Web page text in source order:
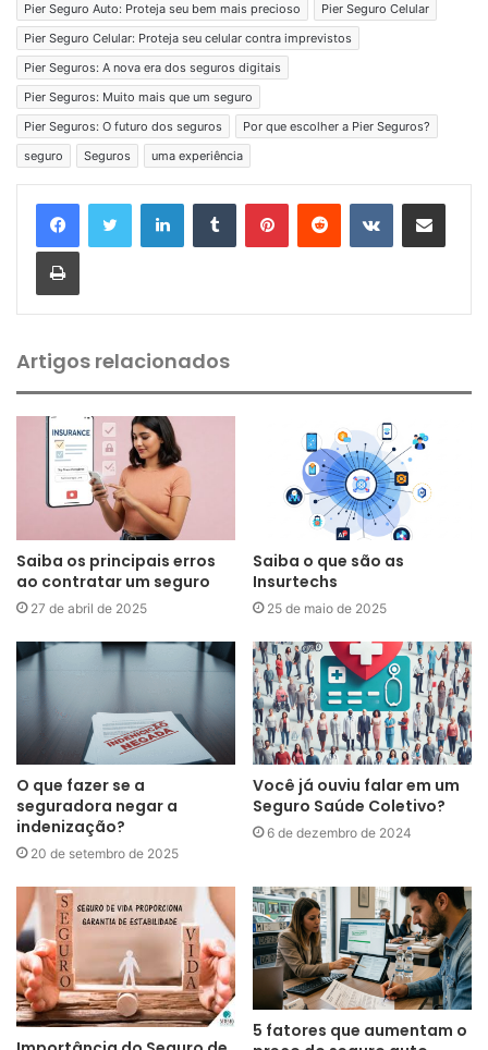
Pier Seguro Auto: Proteja seu bem mais precioso
Pier Seguro Celular
Pier Seguro Celular: Proteja seu celular contra imprevistos
Pier Seguros: A nova era dos seguros digitais
Pier Seguros: Muito mais que um seguro
Pier Seguros: O futuro dos seguros
Por que escolher a Pier Seguros?
seguro
Seguros uma experiência
Artigos relacionados
Saiba os principais erros
ao contratar um seguro
27 de abril de 2025
Saiba o que são as
Insurtechs
25 de maio de 2025
O que fazer se a
seguradora negar a
indenização?
20 de setembro de 2025
Você já ouviu falar em um
Seguro Saúde Coletivo?
6 de dezembro de 2024
5 fatores que aumentam o